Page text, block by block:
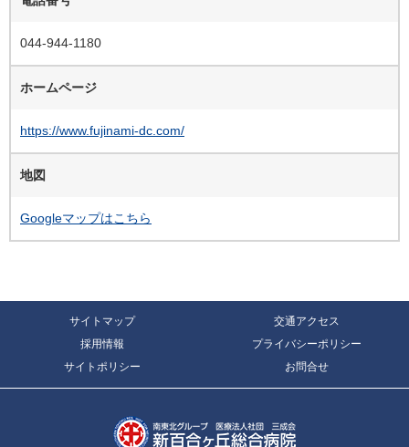
044-944-1180
ホームページ
https://www.fujinami-dc.com/
地図
Googleマップはこちら
サイトマップ 交通アクセス
採用情報 プライバシーポリシー
サイトポリシー お問合せ